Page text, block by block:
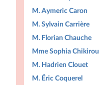
M. Aymeric Caron
M. Sylvain Carrière
M. Florian Chauche
Mme Sophia Chikirou
M. Hadrien Clouet
M. Éric Coquerel